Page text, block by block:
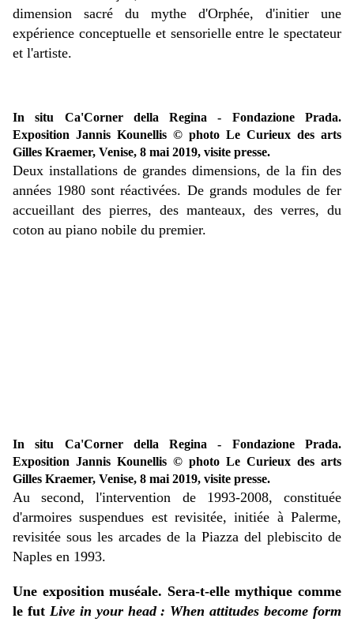
dimension sacré du mythe d'Orphée, d'initier une
expérience conceptuelle et sensorielle entre le spectateur
et l'artiste.
In situ Ca'Corner della Regina - Fondazione Prada.
Exposition Jannis Kounellis © photo Le Curieux des arts
Gilles Kraemer, Venise, 8 mai 2019, visite presse.
Deux installations de grandes dimensions, de la fin des
années 1980 sont réactivées. De grands modules de fer
accueillant des pierres, des manteaux, des verres, du
coton au piano nobile du premier.
In situ Ca'Corner della Regina - Fondazione Prada.
Exposition Jannis Kounellis © photo Le Curieux des arts
Gilles Kraemer, Venise, 8 mai 2019, visite presse.
Au second, l'intervention de 1993-2008, constituée
d'armoires suspendues est revisitée, initiée à Palerme,
revisitée sous les arcades de la Piazza del plebiscito de
Naples en 1993.
Une exposition muséale. Sera-t-elle mythique comme
le fut Live in your head : When attitudes become form